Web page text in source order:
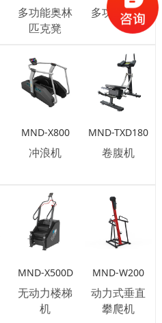
多功能奥林
匹克凳
多功能平凳
MND-X800
冲浪机
MND-TXD180
卷腹机
MND-X500D
无动力楼梯
机
MND-W200
动力式垂直
攀爬机